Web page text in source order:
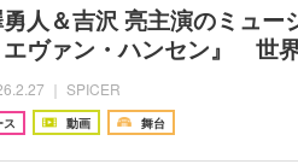
人＆吉沢 亮主演のミュー
エヴァン・ハンセン』 世
｜ SPICER
ス 動画 舞台